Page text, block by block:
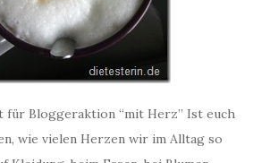
für Bloggeraktion “mit Herz” Ist euch
wie vielen Herzen wir im Alltag so